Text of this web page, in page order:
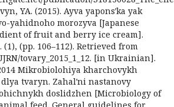
YA. (2015). Ayva yaponsʹka yak
yahidnoho morozyva [Japanese
of fruit and berry ice cream].
(1), (pp. 106–112). Retrieved from
tovary_2015_1_12. [in Ukrainian].
Mikrobiolohiya kharchovykh
tvaryn. Zahalʹni nastanovy
doslidzhen [Microbiology of